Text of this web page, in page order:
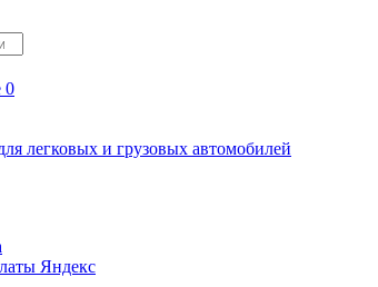
0
легковых и грузовых автомобилей
Яндекс